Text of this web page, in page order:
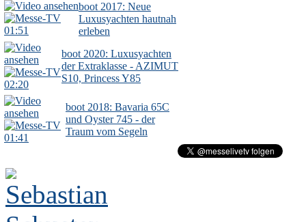
01:51
boot 2017: Neue
Luxusyachten hautnah
erleben
02:20
boot 2020: Luxusyachten
der Extraklasse - AZIMUT
S10, Princess Y85
01:41
boot 2018: Bavaria 65C
und Oyster 745 - der
Traum vom Segeln